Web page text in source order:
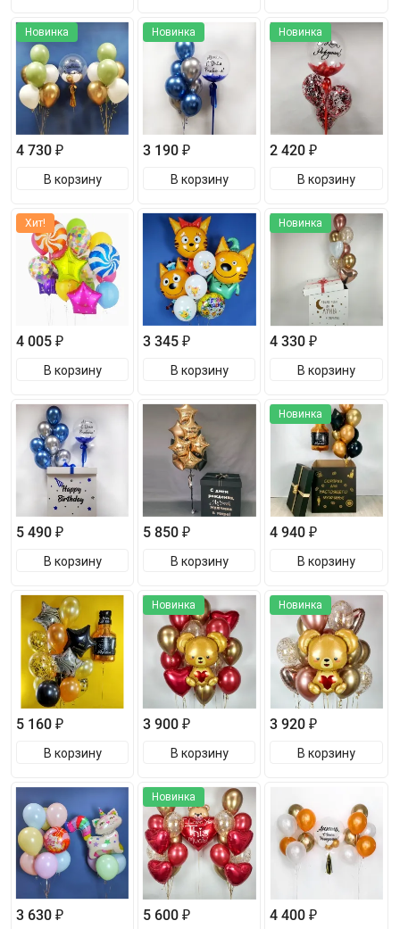
Новинка
4 730 ₽
В корзину
Новинка
3 190 ₽
В корзину
Новинка
2 420 ₽
В корзину
Хит!
4 005 ₽
В корзину
3 345 ₽
В корзину
Новинка
4 330 ₽
В корзину
5 490 ₽
В корзину
5 850 ₽
В корзину
Новинка
4 940 ₽
В корзину
5 160 ₽
В корзину
Новинка
3 900 ₽
В корзину
Новинка
3 920 ₽
В корзину
3 630 ₽
Новинка
5 600 ₽ 4 400 ₽